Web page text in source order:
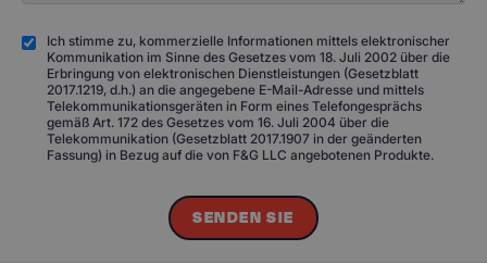
Ich stimme zu, kommerzielle Informationen mittels elektronischer
Kommunikation im Sinne des Gesetzes vom 18. Juli 2002 über die
Erbringung von elektronischen Dienstleistungen (Gesetzblatt
2017.1219, d.h.) an die angegebene E-Mail-Adresse und mittels
Telekommunikationsgeräten in Form eines Telefongesprächs
gemäß Art. 172 des Gesetzes vom 16. Juli 2004 über die
Telekommunikation (Gesetzblatt 2017.1907 in der geänderten
Fassung) in Bezug auf die von F&G LLC angebotenen Produkte.
SENDEN SIE